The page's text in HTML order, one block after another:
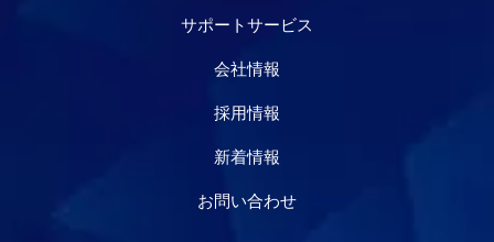
サポートサービス
会社情報
採用情報
新着情報
お問い合わせ